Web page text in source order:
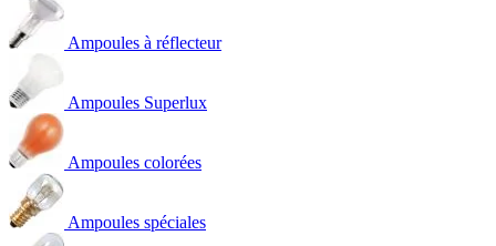
Ampoules à réflecteur
Ampoules Superlux
Ampoules colorées
Ampoules spéciales